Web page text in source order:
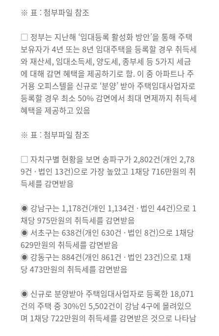
※ 표 : 첨부파일 참조
□ 정부는 지난해 ‘임대등록 활성화 방안’을 통해 주택
보유자가 4년 또는 8년 임대주택을 등록할 경우 취득세
와 재산세, 임대소득세, 양도세, 종부세 등 5가지 세금
에 대해 감면 혜택을 제공하기로 함. 이 중 아파트나 주
거용 오피스텔을 신규로 ‘분양’ 받아 주택임대사업자로
등록할 경우 최소 50% 감면에서 최대 면제까지 취득세
혜택을 제공하고 있음
※ 표 : 첨부파일 참조
□ 자치구별 현황을 보면 송파구가 2,802건(개인 2,78
9건 · 법인 13건)으로 가장 높았고 1채당 716만원의 취
득세를 감면받음
◉ 강남구는 1,178건(개인 1,134건 · 법인 44건)으로 1
채당 975만원의 취득세를 감면받음
◉ 서초구는 638건(개인 630건 · 법인 8건)으로 1채당
629만원의 취득세를 감면받음
◉ 강동구는 884건(개인 861건 · 법인 23건)으로 1채
당 473만원의 취득세를 감면받음
◉ 신규로 분양받아 주택임대사업자로 등록한 18,071
건의 주택 중 30%인 5,502건이 강남 4구에 몰려있으
며 1채당 722만원의 취득세를 감면받은 것으로 나타남